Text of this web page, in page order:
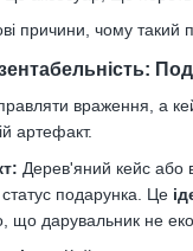
причини, чому такий
враження, а
артефакт.
Дерев'яний кейс або
подарунка. Це
що дарувальник не